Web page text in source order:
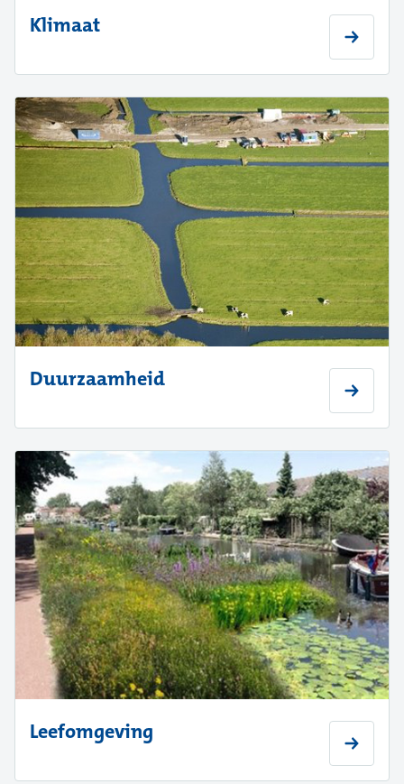
Klimaat
Duurzaamheid
Leefomgeving